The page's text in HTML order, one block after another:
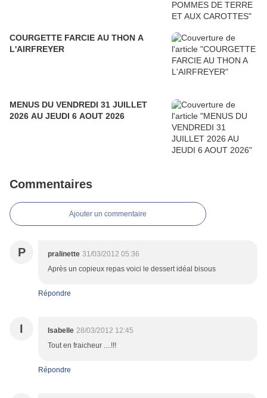
COURGETTE FARCIE AU THON A
L'AIRFREYER
MENUS DU VENDREDI 31 JUILLET
2026 AU JEUDI 6 AOUT 2026
Commentaires
Ajouter un commentaire
P pralinette 31/03/2012 05:36
Après un copieux repas voici le dessert idéal bisous
Répondre
I Isabelle 28/03/2012 12:45
Tout en fraicheur ....!!!
Répondre